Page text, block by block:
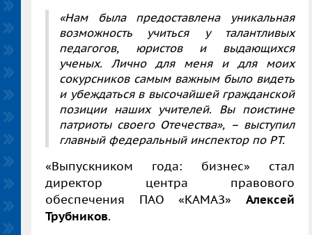
«Нам была предоставлена уникальная
возможность учиться у талантливых
педагогов, юристов и выдающихся
ученых. Лично для меня и для моих
сокурсников самым важным было видеть
и убеждаться в высочайшей гражданской
позиции наших учителей. Вы поистине
патриоты своего Отечества», – выступил
главный федеральный инспектор по РТ.
«Выпускником года: бизнес» стал
директор центра правового
обеспечения ПАО «КАМАЗ» Алексей
Трубников.